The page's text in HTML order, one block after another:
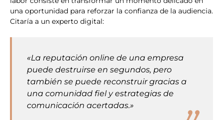
una oportunidad para reforzar la confianza de la audiencia.
Citaría a un experto digital:
«La reputación online de una empresa
puede destruirse en segundos, pero
también se puede reconstruir gracias a
una comunidad fiel y estrategias de
comunicación acertadas.»